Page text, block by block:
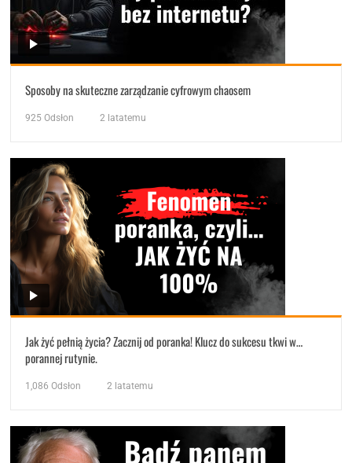
Sposoby na skuteczne zarządzanie cyfrowym chaosem
925 Odsłon 2 latatemu
Jak żyć pełnią życia? Zacznij od poranka! Klucz do sukcesu tkwi w…
porannej rutynie.
1,086 Odsłon 2 latatemu